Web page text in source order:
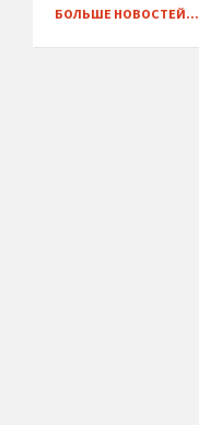
БОЛЬШЕ НОВОСТЕЙ...